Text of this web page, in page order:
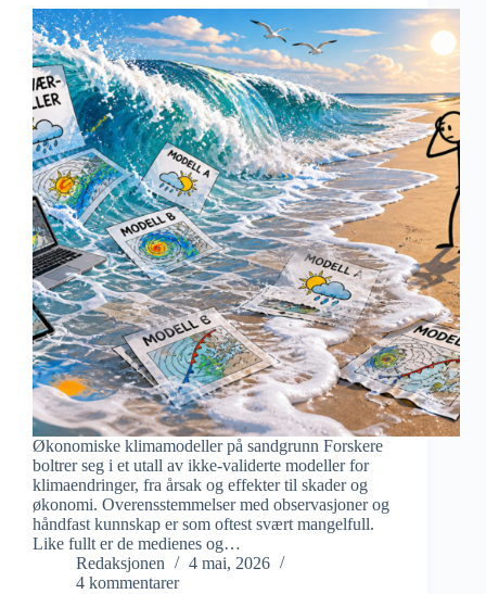
Økonomiske klimamodeller på sandgrunn Forskere
boltrer seg i et utall av ikke-validerte modeller for
klimaendringer, fra årsak og effekter til skader og
økonomi. Overensstemmelser med observasjoner og
håndfast kunnskap er som oftest svært mangelfull.
Like fullt er de medienes og…
Redaksjonen
4 mai, 2026
4 kommentarer